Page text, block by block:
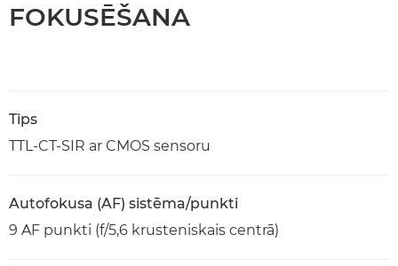
FOKUSĒŠANA
Tips
TTL-CT-SIR ar CMOS sensoru
Autofokusa (AF) sistēma/punkti
9 AF punkti (f/5,6 krusteniskais centrā)